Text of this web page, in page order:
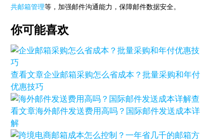
共邮箱管理等，加强邮件沟通能力，保障邮件数据安全。
你可能喜欢
查看文章企业邮箱采购怎么省成本？批量采购和年付
优惠技巧
查
看文章海外邮件发送费用高吗？国际邮件发送成本详
解